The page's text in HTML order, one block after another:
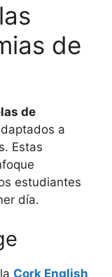
de
de
a
Estas
estudiantes
día.
Cork English